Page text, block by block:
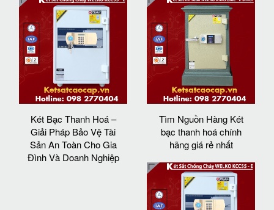
Két Bạc Thanh Hoá –
Giải Pháp Bảo Vệ Tài
Sản An Toàn Cho Gia
Đình Và Doanh Nghiệp
Tìm Nguồn Hàng Két
bạc thanh hoá chính
hãng giá rẻ nhất